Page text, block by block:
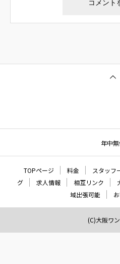
年中
TOPページ 料金 スタッフ
グ
求人情報 相互リンク
域出張可能
(C)大阪ワ